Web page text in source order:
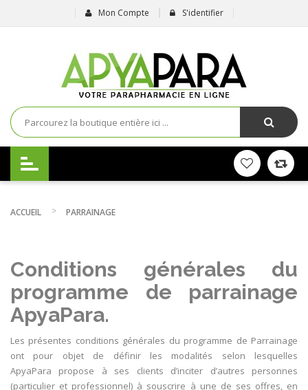
S'identifier
Mon Compte
ACCUEIL PARRAINAGE
Conditions générales du
programme de parrainage
ApyaPara.
Les présentes conditions générales du programme de Parrainage
ont pour objet de définir les modalités selon lesquelles
ApyaPara propose à ses clients d’inciter d’autres personnes
(particulier et professionnel) à souscrire à une de ses offres, en